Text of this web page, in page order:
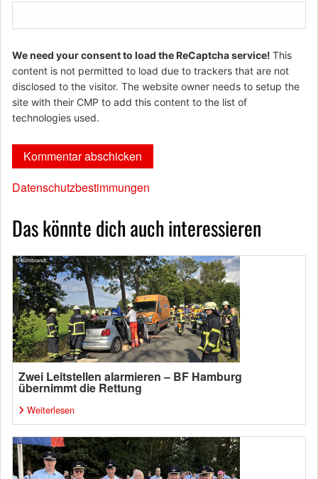
We need your consent to load the ReCaptcha service! This
content is not permitted to load due to trackers that are not
disclosed to the visitor. The website owner needs to setup the
site with their CMP to add this content to the list of
technologies used.
Datenschutzbestimmungen
Das könnte dich auch interessieren
Zwei Leitstellen alarmieren – BF Hamburg
übernimmt die Rettung
Weiterlesen